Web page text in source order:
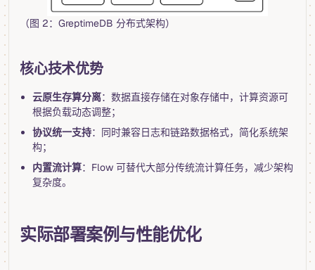
（图 2：GreptimeDB 分布式架构）
核心技术优势
云原生存算分离：数据直接存储在对象存储中，计算资源可
根据负载动态调整；
协议统一支持：同时兼容日志和链路数据格式，简化系统架
构；
内置流计算：Flow 可替代大部分传统流计算任务，减少架构
复杂度。
实际部署案例与性能优化